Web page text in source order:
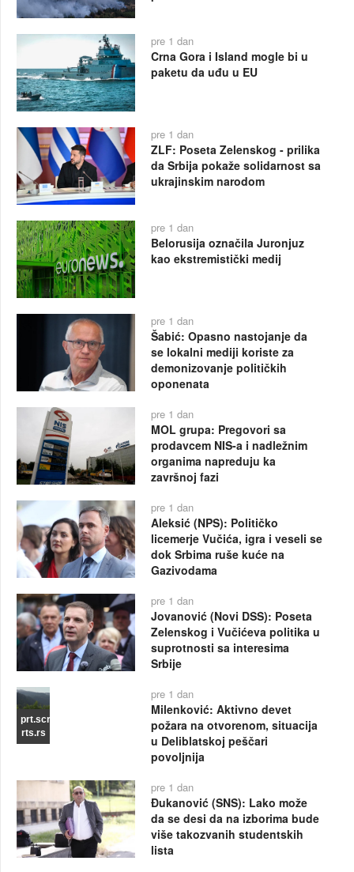
pre 1 dan
Crna Gora i Island mogle bi u
paketu da uđu u EU
pre 1 dan
ZLF: Poseta Zelenskog - prilika
da Srbija pokaže solidarnost sa
ukrajinskim narodom
pre 1 dan
Belorusija označila Juronjuz
kao ekstremistički medij
pre 1 dan
Šabić: Opasno nastojanje da
se lokalni mediji koriste za
demonizovanje političkih
oponenata
pre 1 dan
MOL grupa: Pregovori sa
prodavcem NIS-a i nadležnim
organima napreduju ka
završnoj fazi
pre 1 dan
Aleksić (NPS): Političko
licemerje Vučića, igra i veseli se
dok Srbima ruše kuće na
Gazivodama
pre 1 dan
Jovanović (Novi DSS): Poseta
Zelenskog i Vučićeva politika u
suprotnosti sa interesima
Srbije
prt.scr
rts.rs
pre 1 dan
Milenković: Aktivno devet
požara na otvorenom, situacija
u Deliblatskoj peščari
povoljnija
pre 1 dan
Đukanović (SNS): Lako može
da se desi da na izborima bude
više takozvanih studentskih
lista